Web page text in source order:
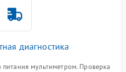
диагностика
мультиметром. Проверка